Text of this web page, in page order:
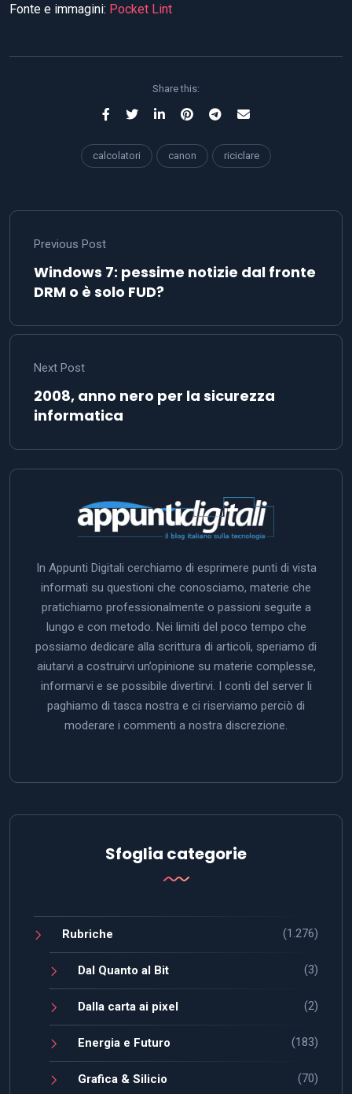
Fonte e immagini: Pocket Lint
Share this:
calcolatori canon riciclare
Previous Post
Windows 7: pessime notizie dal fronte
DRM o è solo FUD?
Next Post
2008, anno nero per la sicurezza
informatica
In Appunti Digitali cerchiamo di esprimere punti di vista
informati su questioni che conosciamo, materie che
pratichiamo professionalmente o passioni seguite a
lungo e con metodo. Nei limiti del poco tempo che
possiamo dedicare alla scrittura di articoli, speriamo di
aiutarvi a costruirvi un’opinione su materie complesse,
informarvi e se possibile divertirvi. I conti del server li
paghiamo di tasca nostra e ci riserviamo perciò di
moderare i commenti a nostra discrezione.
Sfoglia categorie
Rubriche (1.276)
Dal Quanto al Bit (3)
Dalla carta ai pixel (2)
Energia e Futuro (183)
Grafica & Silicio (70)